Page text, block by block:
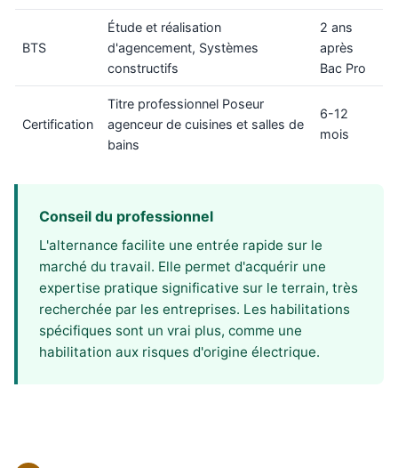
BTS
Étude et réalisation
d'agencement, Systèmes
constructifs
2 ans
après
Bac Pro
Certification
Titre professionnel Poseur
agenceur de cuisines et salles de
bains
6-12
mois
Conseil du professionnel
L'alternance facilite une entrée rapide sur le
marché du travail. Elle permet d'acquérir une
expertise pratique significative sur le terrain, très
recherchée par les entreprises. Les habilitations
spécifiques sont un vrai plus, comme une
habilitation aux risques d'origine électrique.